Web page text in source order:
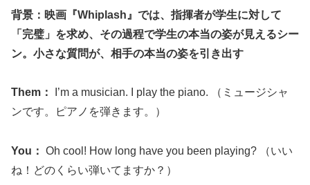
背景：映画『Whiplash』では、指揮者が学生に対して
「完璧」を求め、その過程で学生の本当の姿が見えるシー
ン。小さな質問が、相手の本当の姿を引き出す
Them：
I’m a musician. I play the piano. （ミュージシャ
ンです。ピアノを弾きます。）
You： Oh cool! How long have you been playing? （いい
ね！どのくらい弾いてますか？）